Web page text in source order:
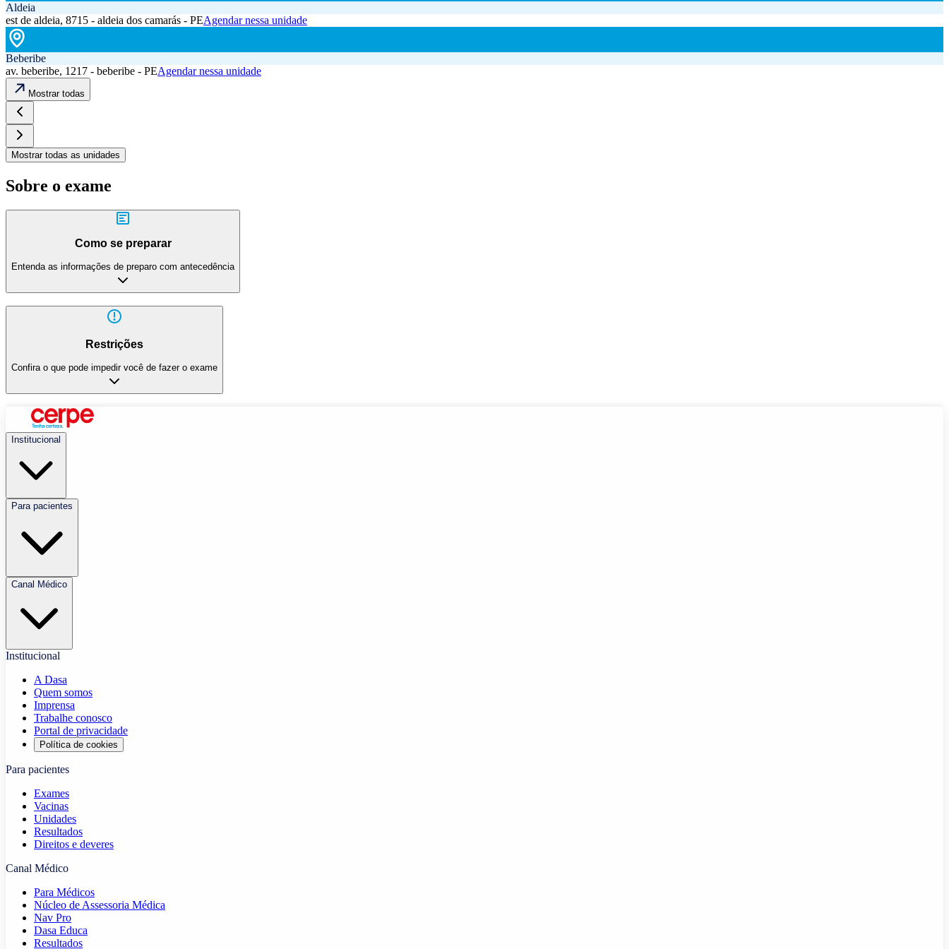
Aldeia
est de aldeia, 8715 - aldeia dos camarás - PEAgendar nessa unidade
Beberibe
av. beberibe, 1217 - beberibe - PEAgendar nessa unidade
Mostrar todas
Mostrar todas as unidades
Sobre o exame
Como se preparar
Entenda as informações de preparo com antecedência
Restrições
Confira o que pode impedir você de fazer o exame
Institucional
Para pacientes
Canal Médico
Institucional
A Dasa
Quem somos
Imprensa
Trabalhe conosco
Portal de privacidade
Política de cookies
Para pacientes
Exames
Vacinas
Unidades
Resultados
Direitos e deveres
Canal Médico
Para Médicos
Núcleo de Assessoria Médica
Nav Pro
Dasa Educa
Resultados